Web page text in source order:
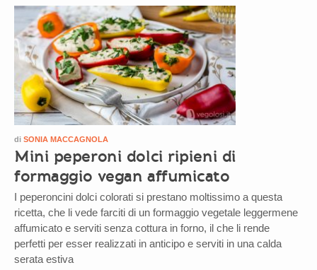
di SONIA MACCAGNOLA
Mini peperoni dolci ripieni di
formaggio vegan affumicato
I peperoncini dolci colorati si prestano moltissimo a questa
ricetta, che li vede farciti di un formaggio vegetale leggermene
affumicato e serviti senza cottura in forno, il che li rende
perfetti per esser realizzati in anticipo e serviti in una calda
serata estiva